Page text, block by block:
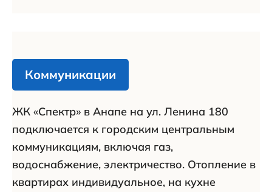
Коммуникации
ЖК «Спектр» в Анапе на ул. Ленина 180
подключается к городским центральным
коммуникациям, включая газ,
водоснабжение, электричество. Отопление в
квартирах индивидуальное, на кухне